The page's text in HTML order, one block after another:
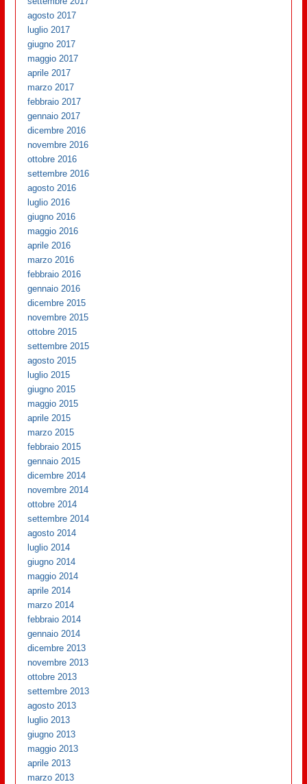
agosto 2017
luglio 2017
giugno 2017
maggio 2017
aprile 2017
marzo 2017
febbraio 2017
gennaio 2017
dicembre 2016
novembre 2016
ottobre 2016
settembre 2016
agosto 2016
luglio 2016
giugno 2016
maggio 2016
aprile 2016
marzo 2016
febbraio 2016
gennaio 2016
dicembre 2015
novembre 2015
ottobre 2015
settembre 2015
agosto 2015
luglio 2015
giugno 2015
maggio 2015
aprile 2015
marzo 2015
febbraio 2015
gennaio 2015
dicembre 2014
novembre 2014
ottobre 2014
settembre 2014
agosto 2014
luglio 2014
giugno 2014
maggio 2014
aprile 2014
marzo 2014
febbraio 2014
gennaio 2014
dicembre 2013
novembre 2013
ottobre 2013
settembre 2013
agosto 2013
luglio 2013
giugno 2013
maggio 2013
aprile 2013
marzo 2013